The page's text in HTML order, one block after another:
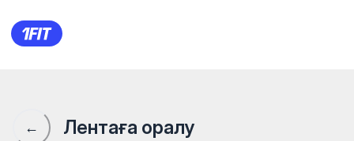
Йога -Гармония Жеңілдік
← Лентаға оралу